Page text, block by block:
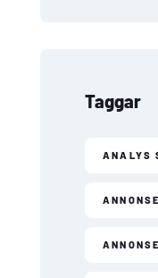
Taggar
ANALYS